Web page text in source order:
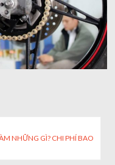
giúp web phản hồi
truyền thống ra sao
NHỮNG GÌ? CHI PHÍ BAO